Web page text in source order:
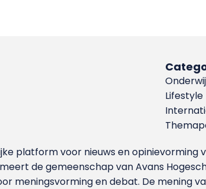
Lifestyle
platform voor nieuws en
de gemeenschap van Avans
meningsvorming en debat. De mening